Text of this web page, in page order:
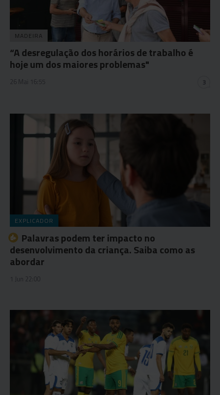
MADEIRA
“A desregulação dos horários de trabalho é
hoje um dos maiores problemas"
26 Mai 16:55 3
EXPLICADOR
Palavras podem ter impacto no
desenvolvimento da criança. Saiba como as
abordar
1 Jun 22:00